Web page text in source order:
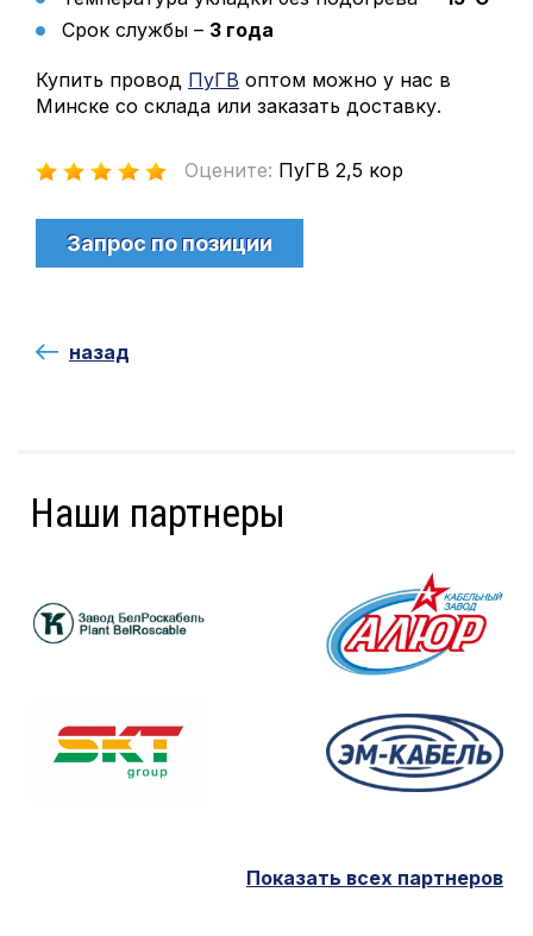
Срок службы – 3 года
Купить провод ПуГВ оптом можно у нас в
Минске со склада или заказать доставку.
Оцените: ПуГВ 2,5 кор
Запрос по позиции
назад
Наши партнеры
Показать всех партнеров